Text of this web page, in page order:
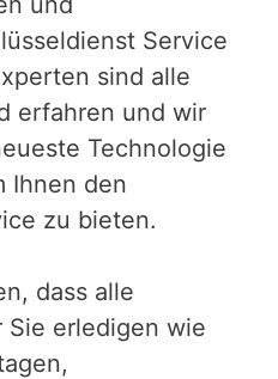
Service
sind alle
erfahren und wir
Technologie
Ihnen den
zu bieten.
dass alle
erledigen wie